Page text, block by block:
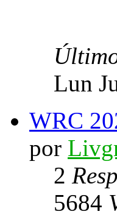
Lun
WRC
por
2
5684